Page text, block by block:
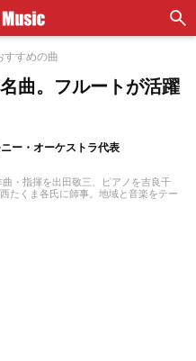
すすめの曲
曲。フルートが活躍
ー・オーケストラ代表
・指揮を出田敬三、ピアノを吉良千
たくま各氏に師事。地域と音楽をテー